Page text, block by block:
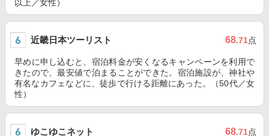
以上／女性）
近畿日本ツーリスト 68.71点
早めに申し込むと、宿泊料金が安くなるキャンペーンを利用で
きたので、最安値で泊まることができた。宿泊施設が、神社や
有名なカフェなどに、徒歩で行ける距離にあった。（50代／女
性）
ゆこゆこネット 68.71点